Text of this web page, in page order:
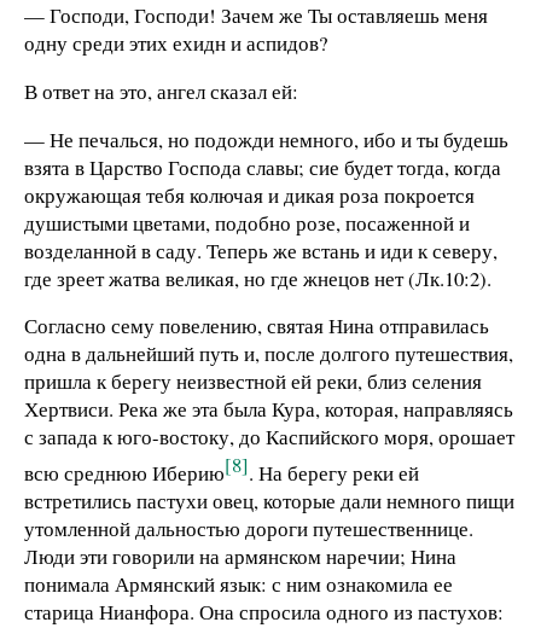
— Господи, Господи! Зачем же Ты оставляешь меня
одну среди этих ехидн и аспидов?
В ответ на это, ангел сказал ей:
— Не печалься, но подожди немного, ибо и ты будешь
взята в Царство Господа славы; сие будет тогда, когда
окружающая тебя колючая и дикая роза покроется
душистыми цветами, подобно розе, посаженной и
возделанной в саду. Теперь же встань и иди к северу,
где зреет жатва великая, но где жнецов нет (Лк.10:2).
Согласно сему повелению, святая Нина отправилась
одна в дальнейший путь и, после долгого путешествия,
пришла к берегу неизвестной ей реки, близ селения
Хертвиси. Река же эта была Кура, которая, направляясь
с запада к юго-востоку, до Каспийского моря, орошает
всю среднюю Иберию[8]. На берегу реки ей
встретились пастухи овец, которые дали немного пищи
утомленной дальностью дороги путешественнице.
Люди эти говорили на армянском наречии; Нина
понимала Армянский язык: с ним ознакомила ее
старица Нианфора. Она спросила одного из пастухов: